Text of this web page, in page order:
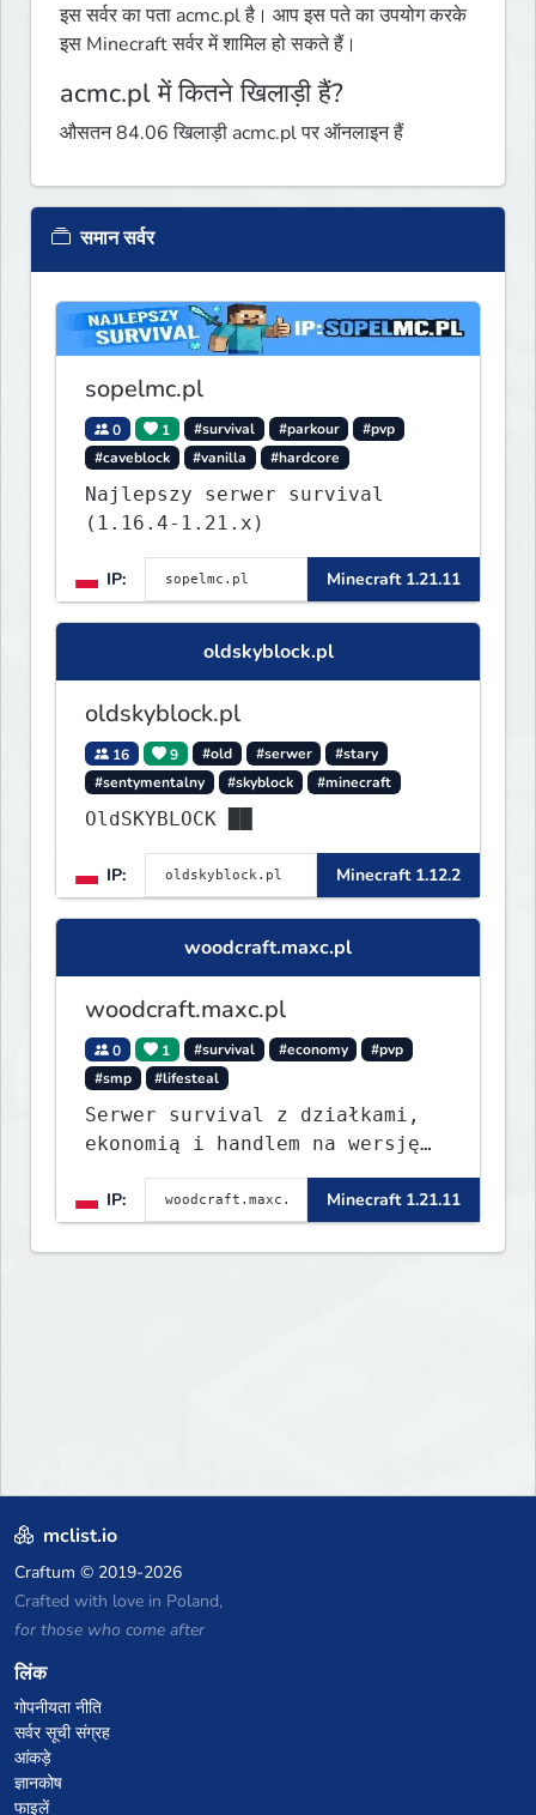
इस सर्वर का पता acmc.pl है। आप इस पते का उपयोग करके
इस Minecraft सर्वर में शामिल हो सकते हैं।
acmc.pl में कितने खिलाड़ी हैं?
औसतन 84.06 खिलाड़ी acmc.pl पर ऑनलाइन हैं
समान सर्वर
sopelmc.pl
0 1 #survival #parkour
#pvp
#caveblock
#vanilla #hardcore
Najlepszy serwer survival
(1.16.4-1.21.x)
IP: Minecraft 1.21.11
oldskyblock.pl
oldskyblock.pl
16 9 #old #serwer
#stary
#sentymentalny
#skyblock #minecraft
OldSKYBLOCK ██
IP: Minecraft 1.12.2
woodcraft.maxc.pl
woodcraft.maxc.pl
0 1 #survival #economy
#pvp
#smp
#lifesteal
Serwer survival z działkami,
ekonomią i handlem na wersję
1.8 - 26.1.1. Rekru ON
IP:
Minecraft 1.21.11
mclist.io
Craftum © 2019-2026
Crafted with love in Poland,
for those who come after
लिंक
गोपनीयता नीति
सर्वर सूची संग्रह
आंकड़े
ज्ञानकोष
फाइलें